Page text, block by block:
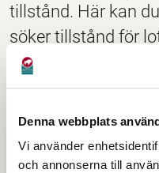
Denna webbplats
Vi använder
och annonserna till
tillstånd. Här kan
söker tillstånd för
För mer info se :
Lotteritillstånd